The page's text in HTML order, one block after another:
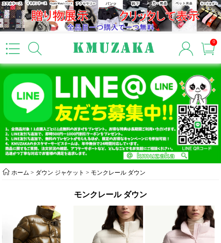
0
ホーム > ダウン ジャケット > モンクレール ダウン
モンクレール ダウン